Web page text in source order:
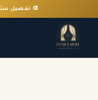
🎨 تفصيل